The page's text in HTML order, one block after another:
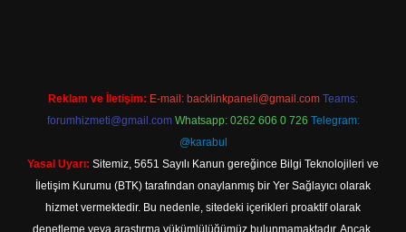
Reklam ve İletişim: E-mail: backlinkpaneli@gmail.com Teams:
forumhizmeti@gmail.com Whatsapp: 0262 606 0 726 Telegram:
@karabul
Yasal Uyarı: Sitemiz, 5651 Sayılı Kanun gereğince Bilgi Teknolojileri ve
İletişim Kurumu (BTK) tarafından onaylanmış bir Yer Sağlayıcı olarak
hizmet vermektedir. Bu nedenle, sitedeki içerikleri proaktif olarak
denetleme veya araştırma yükümlülüğümüz bulunmamaktadır. Ancak,